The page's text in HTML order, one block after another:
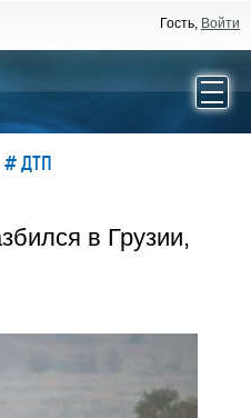
Гость, Войти
# ДТП
в Грузии,